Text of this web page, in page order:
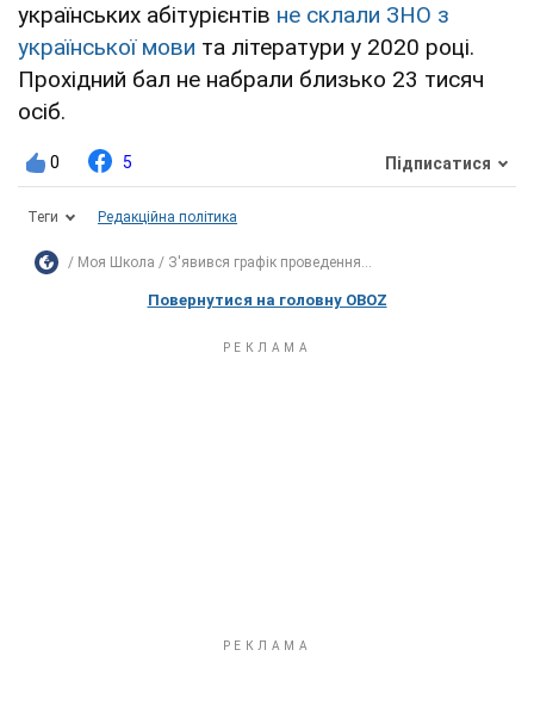
українських абітурієнтів не склали ЗНО з
української мови та літератури у 2020 році.
Прохідний бал не набрали близько 23 тисяч
осіб.
0 5 Підписатися
Теги Редакційна політика
Моя Школа З'явився графік проведення...
Повернутися на головну OBOZ